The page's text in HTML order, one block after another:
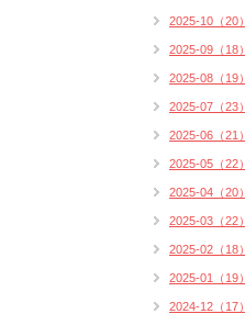
2025-10（20）
2025-09（18）
2025-08（19）
2025-07（23）
2025-06（21）
2025-05（22）
2025-04（20）
2025-03（22）
2025-02（18）
2025-01（19）
2024-12（17）